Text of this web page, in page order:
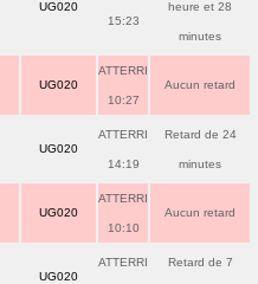
UG020
15:23
heure et 28
minutes
UG020
ATTERRI
10:27
Aucun retard
UG020
ATTERRI
14:19
Retard de 24
minutes
UG020
ATTERRI
10:10
Aucun retard
UG020
ATTERRI Retard de 7